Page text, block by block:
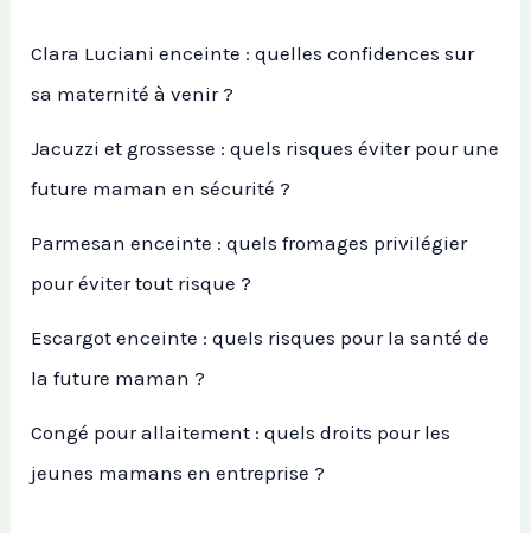
Clara Luciani enceinte : quelles confidences sur
sa maternité à venir ?
Jacuzzi et grossesse : quels risques éviter pour une
future maman en sécurité ?
Parmesan enceinte : quels fromages privilégier
pour éviter tout risque ?
Escargot enceinte : quels risques pour la santé de
la future maman ?
Congé pour allaitement : quels droits pour les
jeunes mamans en entreprise ?